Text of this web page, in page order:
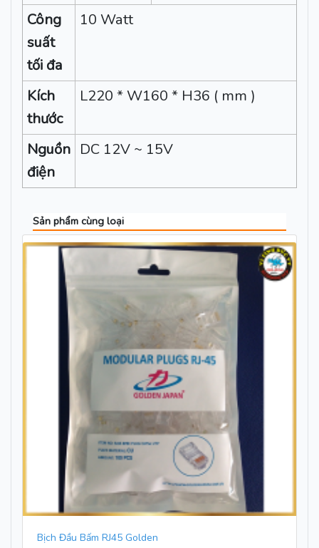
Công
suất
tối đa
10 Watt
Kích
thước
L220 * W160 * H36 ( mm )
Nguồn
điện
DC 12V ~ 15V
Sản phẩm cùng loại
Bịch Đầu Bấm RJ45 Golden